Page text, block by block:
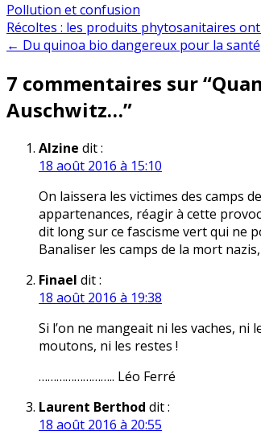
Pollution et confusion
Navigation
de
l’article
Récoltes : les produits phytosanitaires
← Du quinoa bio dangereux pour la santé
7 commentaires sur “
Auschwitz…”
Alzine dit :
18 août 2016 à 15:10
On laissera les victimes des camps
appartenances, réagir à cette
dit long sur ce fascisme vert qui ne
Banaliser les camps de la mort
Finael dit :
18 août 2016 à 19:38
Si l’on ne mangeait ni les vaches,
moutons, ni les restes !
…………………….. Léo Ferré
Laurent Berthod dit :
18 août 2016 à 20:55